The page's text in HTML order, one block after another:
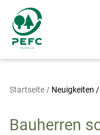
Startseite / Neuigkeiten
Bauherren